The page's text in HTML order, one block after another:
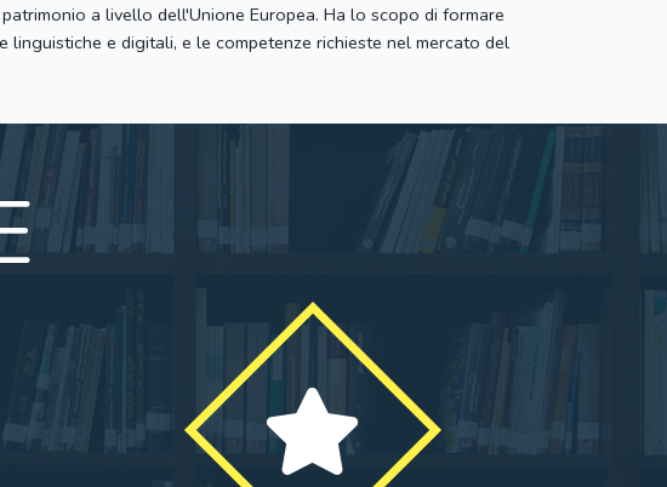
a livello dell'Unione Europea. Ha lo scopo di formare
e digitali, e le competenze richieste nel mercato del